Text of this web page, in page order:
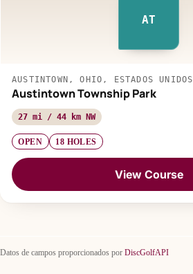
AT
AUSTINTOWN, OHIO, ESTADOS UNIDOS
Austintown Township Park
27 mi / 44 km NW
OPEN 18 HOLES
View Course
Datos de campos proporcionados por DiscGolfAPI